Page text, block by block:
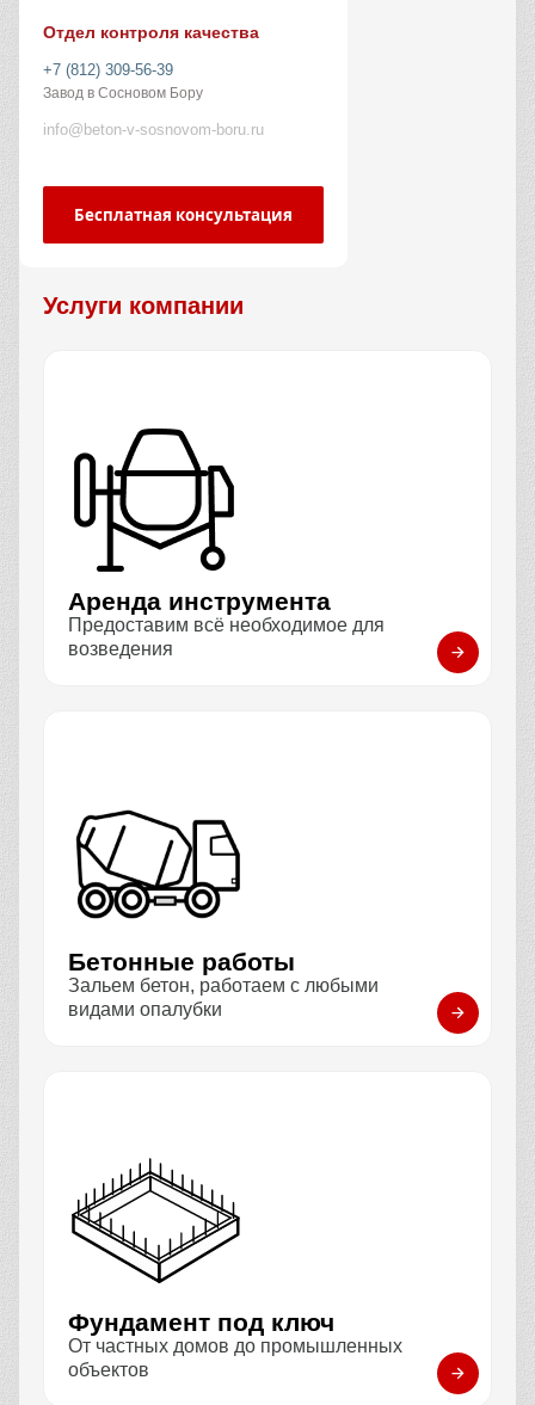
Отдел контроля качества
+7 (812) 309-56-39
Завод в Сосновом Бору
info@beton-v-sosnovom-boru.ru
Бесплатная консультация
Услуги компании
Аренда инструмента
Предоставим всё необходимое для
возведения
Бетонные работы
Зальем бетон, работаем с любыми
видами опалубки
Фундамент под ключ
От частных домов до промышленных
объектов